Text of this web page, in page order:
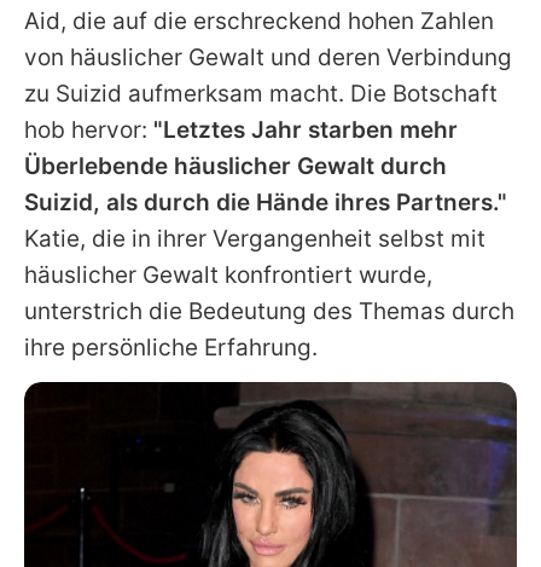
Nutzungsbedingungen
Utiq verwalten
Aid, die auf die erschreckend hohen Zahlen
von häuslicher Gewalt und deren Verbindung
zu Suizid aufmerksam macht. Die Botschaft
hob hervor: "Letztes Jahr starben mehr
Überlebende häuslicher Gewalt durch
Suizid, als durch die Hände ihres Partners."
Katie, die in ihrer Vergangenheit selbst mit
häuslicher Gewalt konfrontiert wurde,
unterstrich die Bedeutung des Themas durch
ihre persönliche Erfahrung.